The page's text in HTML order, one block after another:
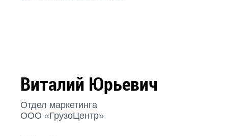
Виталий Юрьевич
Отдел маркетинга
ООО «ГрузоЦентр»